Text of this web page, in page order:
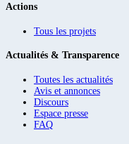
Actions
Tous les projets
Actualités & Transparence
Toutes les actualités
Avis et annonces
Discours
Espace presse
FAQ